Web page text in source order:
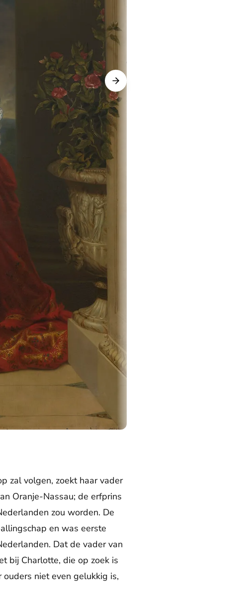
zal volgen, zoekt haar vader
Oranje-Nassau; de erfprins
zou worden. De
en was eerste
Dat de vader van
bij Charlotte, die op zoek is
niet even gelukkig is,